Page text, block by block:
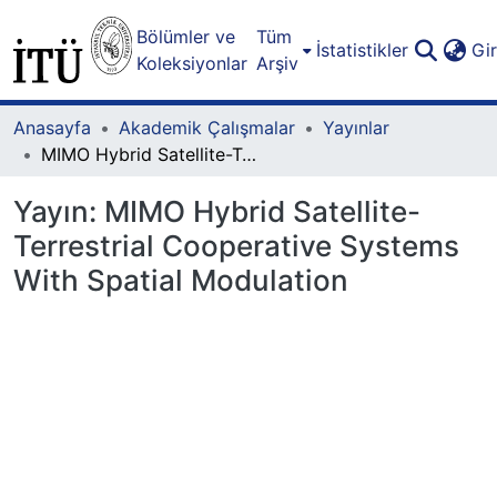
Bölümler ve
Koleksiyonlar
Tüm
Arşiv
İstatistikler
Anasayfa Akademik Çalışmalar
Yayınlar
MIMO Hybrid Satellite-Terrestrial Cooperative Systems With Spatial Modulation
Yayın: MIMO Hybrid Satellite-
Terrestrial Cooperative Systems
With Spatial Modulation